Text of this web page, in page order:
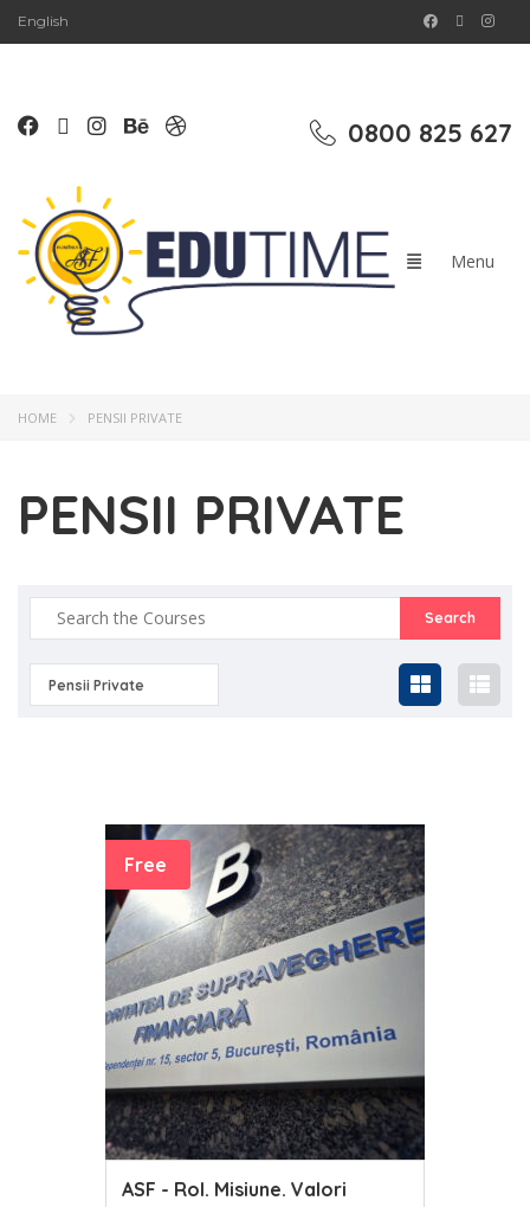
English
0800 825 627
HOME PENSII PRIVATE
PENSII PRIVATE
Pensii Private
Free
ASF - Rol. Misiune. Valori